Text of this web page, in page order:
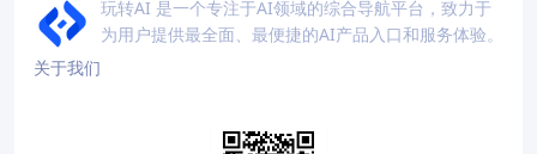
玩转AI 是一个专注于AI领域的综合导航平台，致力于
为用户提供最全面、最便捷的AI产品入口和服务体验。
关于我们